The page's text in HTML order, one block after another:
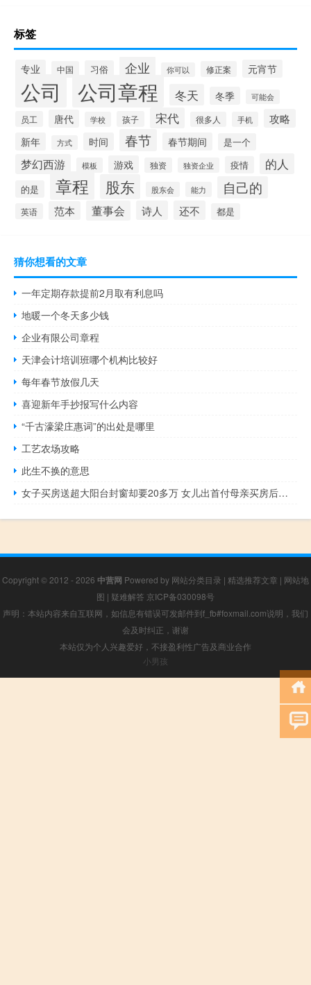
标签
专业 中国 习俗 企业 你可以 修正案 元宵节
公司 公司章程 冬天 冬季 可能会
员工 唐代 学校 孩子 宋代 很多人 手机 攻略
新年 方式 时间 春节 春节期间 是一个
梦幻西游 模板 游戏 独资 独资企业 疫情 的人
的是 章程 股东 股东会 能力 自己的
英语 范本 董事会 诗人 还不 都是
猜你想看的文章
一年定期存款提前2月取有利息吗
地暖一个冬天多少钱
企业有限公司章程
天津会计培训班哪个机构比较好
每年春节放假几天
喜迎新年手抄报写什么内容
“千古濠梁庄惠词”的出处是哪里
工艺农场攻略
此生不换的意思
女子买房送超大阳台封窗却要20多万 女儿出首付母亲买房后把产权给儿子
Copyright © 2012 - 2026 中营网 Powered by 网站分类目录 | 精选推荐文章 | 网站地
图 | 疑难解答 京ICP备030098号
声明：本站内容来自互联网，如信息有错误可发邮件到f_fb#foxmail.com说明，我们
会及时纠正，谢谢
本站仅为个人兴趣爱好，不接盈利性广告及商业合作
小男孩